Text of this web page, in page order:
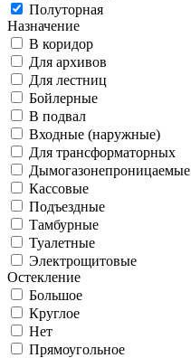
Полуторная
Назначение
В коридор
Для архивов
Для лестниц
Бойлерные
В подвал
Входные (наружные)
Для трансформаторных
Дымогазонепроницаемые
Кассовые
Подъездные
Тамбурные
Туалетные
Электрощитовые
Остекление
Большое
Круглое
Нет
Прямоугольное